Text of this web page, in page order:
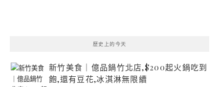
歷史上的今天
新竹美食｜億品鍋竹北店,$200起火鍋吃到
飽,還有豆花,冰淇淋無限續